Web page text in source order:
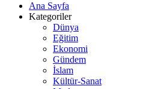
Ana Sayfa
Kategoriler
Dünya
Eğitim
Ekonomi
Gündem
İslam
Kültür-Sanat